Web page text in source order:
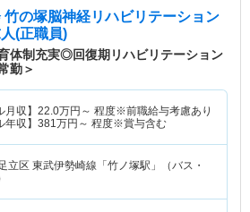
竹の塚脳神経リハビリテーション
(正職員)
体制充実◎回復期リハビリテーション
勤＞
月収】 22.0万円～ 程度※前職給与考慮あり
年収】 381万円～ 程度※賞与含む
立区 東武伊勢崎線「竹ノ塚駅」（バス・